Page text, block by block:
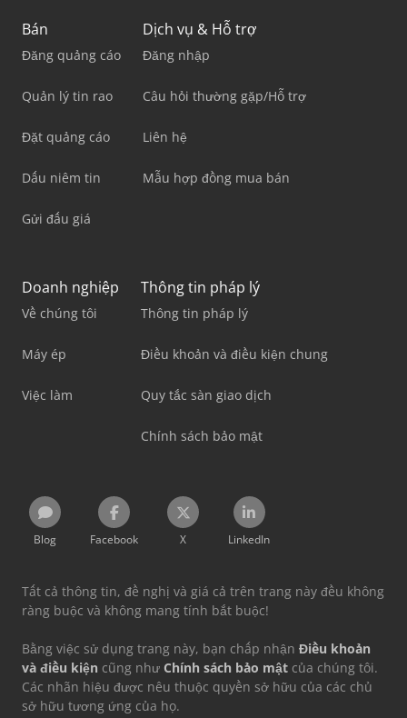
Bán
Đăng quảng cáo
Quản lý tin rao
Đặt quảng cáo
Dấu niêm tin
Gửi đấu giá
Dịch vụ & Hỗ trợ
Đăng nhập
Câu hỏi thường gặp/Hỗ trợ
Liên hệ
Mẫu hợp đồng mua bán
Doanh nghiệp
Về chúng tôi
Máy ép
Việc làm
Thông tin pháp lý
Thông tin pháp lý
Điều khoản và điều kiện chung
Quy tắc sàn giao dịch
Chính sách bảo mật
Blog Facebook X LinkedIn
Tất cả thông tin, đề nghị và giá cả trên trang này đều không
ràng buộc và không mang tính bắt buộc!
Bằng việc sử dụng trang này, bạn chấp nhận Điều khoản
và điều kiện cũng như Chính sách bảo mật của chúng tôi.
Các nhãn hiệu được nêu thuộc quyền sở hữu của các chủ
sở hữu tương ứng của họ.